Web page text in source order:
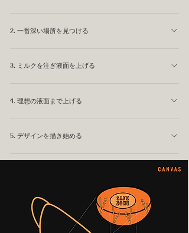
2. 一番深い場所を見つける
はここから始まります。
3. ミルクを注ぎ液面を上げる
す。 高さは変えずに1cm ほどの長さを反復するといいで
4. 理想の液面まで上げる
るようにしています。
5. デザインを描き始める
キャンバスが完成したら、 初めてHeartやTulipを描き始